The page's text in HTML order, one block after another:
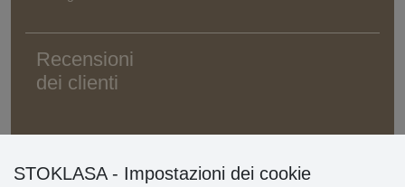
Recensioni
dei clienti
STOKLASA - Impostazioni dei cookie